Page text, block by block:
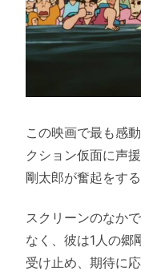
この映画で最も感
クション仮面に声
剛太郎が奮起をす
スクリーンのなか
なく、彼は1人の郷
受け止め、期待に